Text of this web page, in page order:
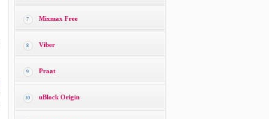
7 Mixmax Free
8 Viber
9 Praat
10 uBlock Origin